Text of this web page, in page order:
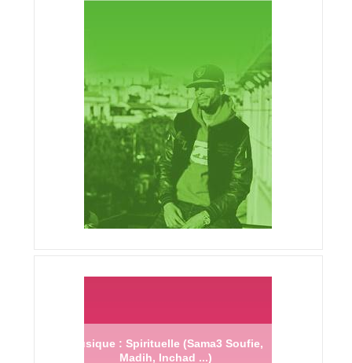
Musique : Spirituelle (Sama3 Soufie,
Madih, Inchad ...)